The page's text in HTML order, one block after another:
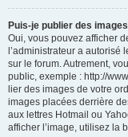
Puis-je publier des
Oui, vous pouvez afficher
l’administrateur a
sur le forum. Autrement,
public, exemple : http://
lier des images de votre
images placées derrière
aux lettres Hotmail ou
afficher l’image, utilisez la